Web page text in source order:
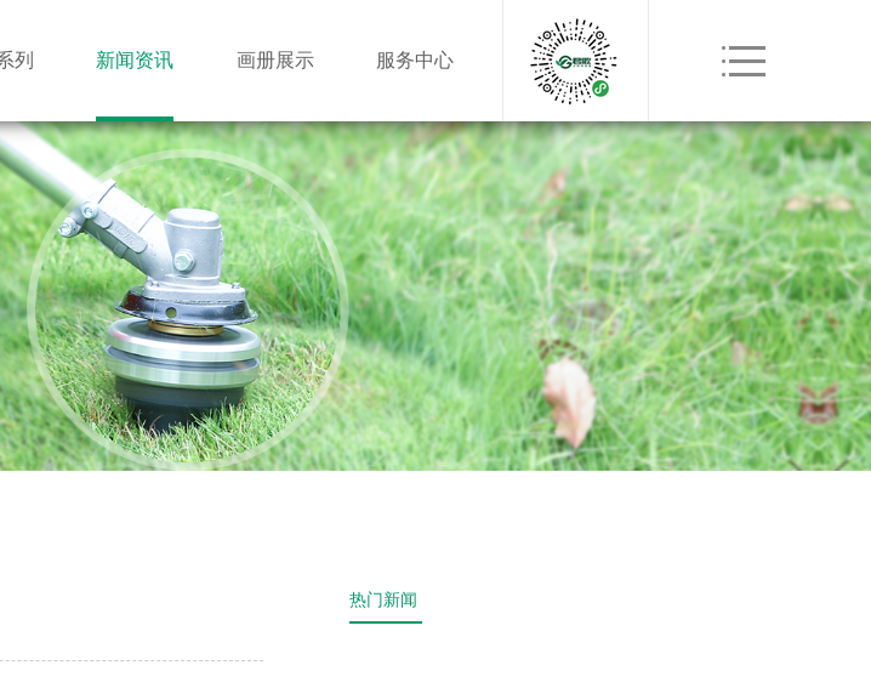
锂电高枝锯 锂电电链锯 配件
列
地钻 微耕机 手推式割草机 配件
新闻资讯
行业新闻 展会新闻
画册展示 服务中心
热门新闻